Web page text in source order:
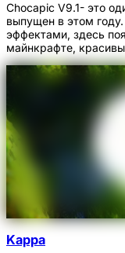
Chocapic V9.1- это
выпущен в этом
эффектами, здесь
майнкрафте,
Kappa